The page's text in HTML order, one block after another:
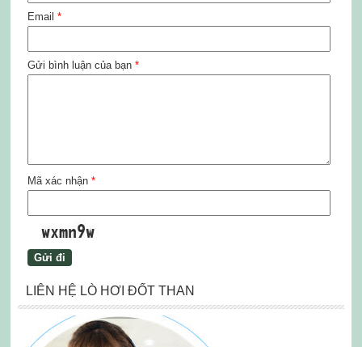
Email *
Gửi bình luận của bạn *
Mã xác nhận *
LIÊN HỆ LÒ HƠI ĐỐT THAN